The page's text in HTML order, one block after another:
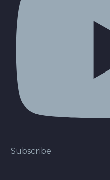
Subscribe